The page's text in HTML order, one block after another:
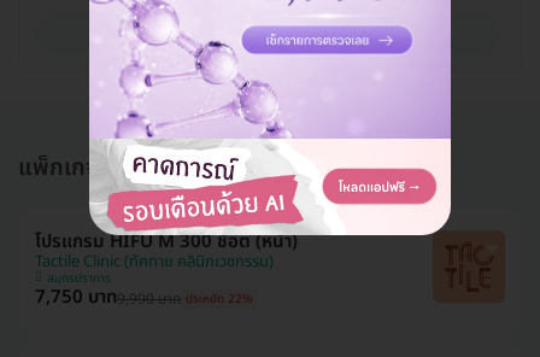
ดูรายละเอียด
แพ็กเกจอื่นใน โปรแกรมทำ HIFU
โปรแกรม HIFU M 300 ช็อต (หน้า)
Tactile Clinic (ทัคทาย คลินิกเวชกรรม)
สมุทรปราการ
7,750 บาท9,990 บาท ประหยัด 22%